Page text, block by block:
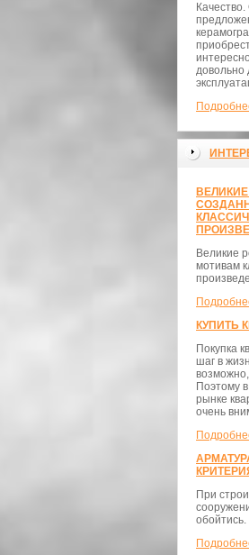
довольно
Великие
мотивам
КУПИТЬ
Покупка
шаг в
Поэтому
рынке
очень
При
обойтись.